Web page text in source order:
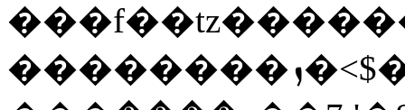
��������ܙ�<$��������s���